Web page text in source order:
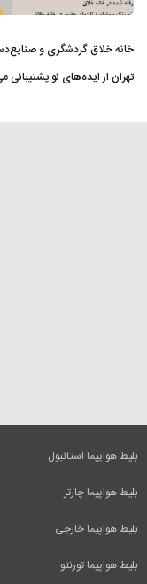
خانه خلاق گردشگری و
تهران از ایده‌های نو پشتیبانی
بلیط هواپیما استانبول
بلیط هواپیما چارتر
بلیط هواپیما خارجی
بلیط هواپیما تورنتو